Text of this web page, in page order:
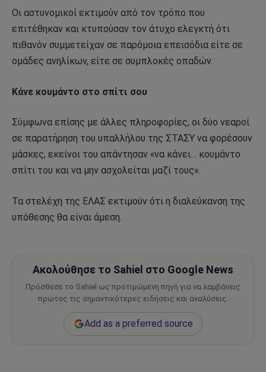
Οι αστυνομικοί εκτιμούν από τον τρόπο που
επιτέθηκαν και κτυπούσαν τον άτυχο ελεγκτή ότι
πιθανόν συμμετείχαν σε παρόμοια επεισόδια είτε σε
ομάδες ανηλίκων, είτε σε συμπλοκές οπαδών.
Κάνε κουμάντο στο σπίτι σου
Σύμφωνα επίσης με άλλες πληροφορίες, οι δύο νεαροί
σε παρατήρηση του υπαλλήλου της ΣΤΑΣΥ να φορέσουν
μάσκες, εκείνοι του απάντησαν «να κάνει… κουμάντο
σπίτι του και να μην ασχολείται μαζί τους».
Τα στελέχη της ΕΛΑΣ εκτιμούν ότι η διαλεύκανση της
υπόθεσης θα είναι άμεση.
Ακολούθησε το Sahiel στο Google News
Πρόσθεσε το Sahiel ως προτιμώμενη πηγή για να λαμβάνεις
πρώτος τις σημαντικότερες ειδήσεις και αναλύσεις.
Add as a preferred source